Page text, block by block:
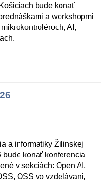
bude konať
a workshopmi
AI,
a informatiky Žilinskej
bude konať konferencia
v sekciách: Open AI,
OSS vo vzdelávaní,